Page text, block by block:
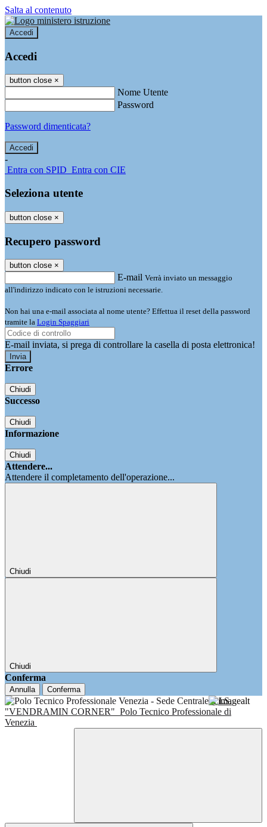
Salta al contenuto
Accedi
Accedi
button close ×
Nome Utente
Password
Password dimenticata?
-
Entra con SPID Entra con CIE
Seleziona utente
button close ×
Recupero password
button close ×
E-mail Verrà inviato un messaggio
all'indirizzo indicato con le istruzioni necessarie.
Non hai una e-mail associata al nome utente? Effettua il reset della password
tramite la Login Spaggiari
E-mail inviata, si prega di controllare la casella di posta elettronica!
Errore
Chiudi
Successo
Chiudi
Informazione
Chiudi
Attendere...
Attendere il completamento dell'operazione...
Chiudi
Chiudi
Conferma
Annulla Conferma
I.I.S.
"VENDRAMIN CORNER" Polo Tecnico Professionale di
Venezia